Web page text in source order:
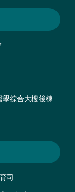
學綜合大樓後棟
司